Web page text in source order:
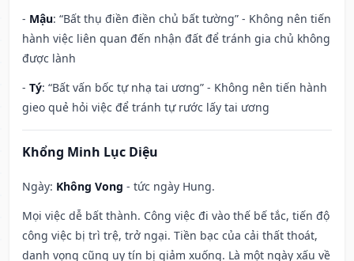
- Mậu: “Bất thụ điền điền chủ bất tường” - Không nên tiến
hành việc liên quan đến nhận đất để tránh gia chủ không
được lành
- Tý: “Bất vấn bốc tự nhạ tai ương” - Không nên tiến hành
gieo quẻ hỏi việc để tránh tự rước lấy tai ương
Khổng Minh Lục Diệu
Ngày: Không Vong - tức ngày Hung.
Mọi việc dễ bất thành. Công việc đi vào thế bế tắc, tiến độ
công việc bị trì trệ, trở ngại. Tiền bạc của cải thất thoát,
danh vọng cũng uy tín bị giảm xuống. Là một ngày xấu về